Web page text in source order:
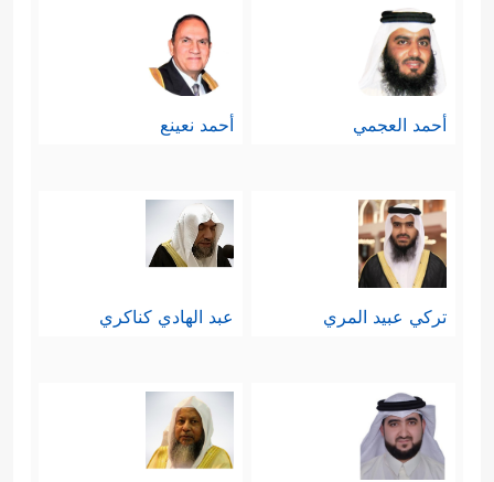
أحمد العجمي أحمد نعينع
تركي عبيد المري عبد الهادي كناكري